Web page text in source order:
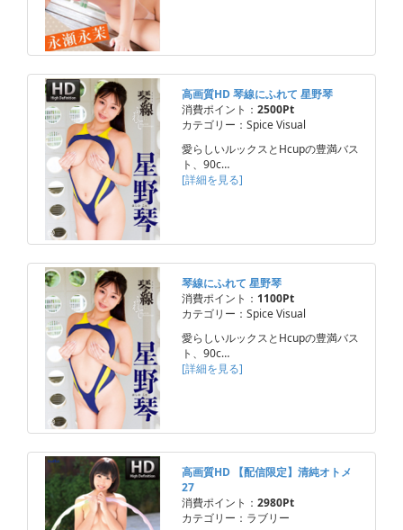
高画質HD 琴線にふれて 星野琴
消費ポイント： 2500Pt
カテゴリー：Spice Visual
愛らしいルックスとHcupの豊満バス
ト、90c…
[詳細を見る]
琴線にふれて 星野琴
消費ポイント： 1100Pt
カテゴリー：Spice Visual
愛らしいルックスとHcupの豊満バス
ト、90c…
[詳細を見る]
高画質HD 【配信限定】清純オトメ
27
消費ポイント： 2980Pt
カテゴリー：ラブリー